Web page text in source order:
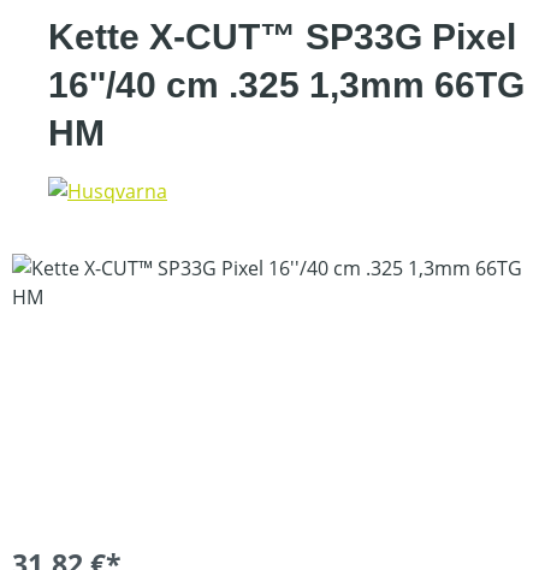
Kette X-CUT™ SP33G Pixel
16''/40 cm .325 1,3mm 66TG
HM
Bildergalerie überspringen